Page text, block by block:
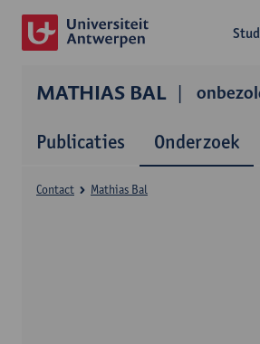
MATHIAS BAL
Publicaties Onderzoek
Contact Mathias Bal